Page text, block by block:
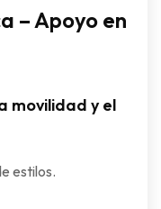
– Apoyo en
movilidad y el
estilos.